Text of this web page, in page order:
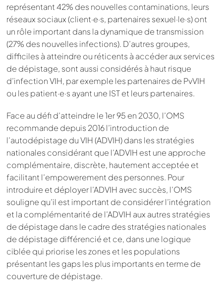
représentant 42% des nouvelles contaminations, leurs
réseaux sociaux (client·e·s, partenaires sexuel·le·s) ont
un rôle important dans la dynamique de transmission
(27% des nouvelles infections). D’autres groupes,
difficiles à atteindre ou réticents à accéder aux services
de dépistage, sont aussi considérés à haut risque
d’infection VIH, par exemple les partenaires de PvVIH
ou les patient·e·s ayant une IST et leurs partenaires.
Face au défi d’atteindre le 1er 95 en 2030, l’OMS
recommande depuis 2016 l’introduction de
l’autodépistage du VIH (ADVIH) dans les stratégies
nationales considérant que l’ADVIH est une approche
complémentaire, discrète, hautement acceptée et
facilitant l’empowerement des personnes. Pour
introduire et déployer l’ADVIH avec succès, l’OMS
souligne qu’il est important de considérer l’intégration
et la complémentarité de l’ADVIH aux autres stratégies
de dépistage dans le cadre des stratégies nationales
de dépistage différencié et ce, dans une logique
ciblée qui priorise les zones et les populations
présentant les gaps les plus importants en terme de
couverture de dépistage.